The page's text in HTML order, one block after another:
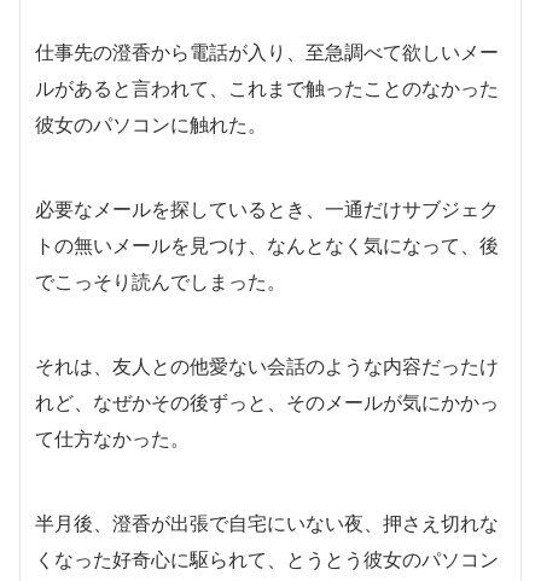
仕事先の澄香から電話が入り、至急調べて欲しいメー
ルがあると言われて、これまで触ったことのなかった
彼女のパソコンに触れた。
必要なメールを探しているとき、一通だけサブジェク
トの無いメールを見つけ、なんとなく気になって、後
でこっそり読んでしまった。
それは、友人との他愛ない会話のような内容だったけ
れど、なぜかその後ずっと、そのメールが気にかかっ
て仕方なかった。
半月後、澄香が出張で自宅にいない夜、押さえ切れな
くなった好奇心に駆られて、とうとう彼女のパソコン